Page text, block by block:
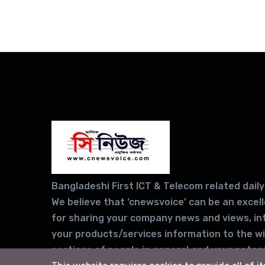
Bangladeshi First ICT & Telecom related
We believe that ‘cnewsvoice’ can be an
for sharing your company news and views,
your products/services information to the
sections of people in general and your